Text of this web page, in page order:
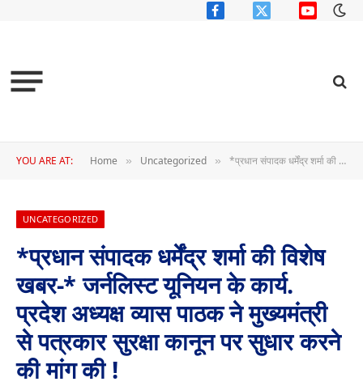
FacebookX
YouTube
YOU ARE AT: Home » Uncategorized » *प्रधान संपादक धर्मेंद्र शर्मा की विशेष खबर-* जर्नलिस्ट यूनियन के कार्य. प्रदेश अध्यक्ष व्यास पाठक ने मुख्यमंत्री से पत्रकार सुरक्षा कानून पर सुधार करने की मांग की !
UNCATEGORIZED
*प्रधान संपादक धर्मेंद्र शर्मा की विशेष
खबर-* जर्नलिस्ट यूनियन के कार्य.
प्रदेश अध्यक्ष व्यास पाठक ने मुख्यमंत्री
से पत्रकार सुरक्षा कानून पर सुधार करने
की मांग की !